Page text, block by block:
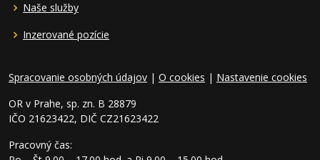
Naše služby
Inzerované pozície
Spracovanie osobných údajov | O cookies | Nastavenie cookies
OR v Prahe, sp. zn. B 28879
IČO 21623422, DIČ CZ21623422
Pracovný čas: